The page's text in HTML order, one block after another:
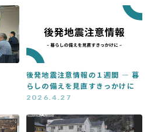
後発地震注意情報の１週間 ― 暮
らしの備えを見直すきっかけに
2026.4.27